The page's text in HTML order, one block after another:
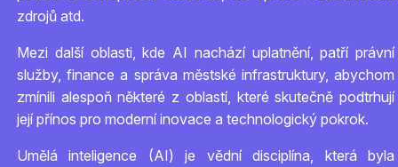
zdrojů atd.
Mezi další oblasti, kde AI nachází uplatnění, patří právní
služby, finance a správa městské infrastruktury, abychom
zmínili alespoň některé z oblastí, které skutečně podtrhují
její přínos pro moderní inovace a technologický pokrok.
Umělá inteligence (AI) je vědní disciplína, která byla